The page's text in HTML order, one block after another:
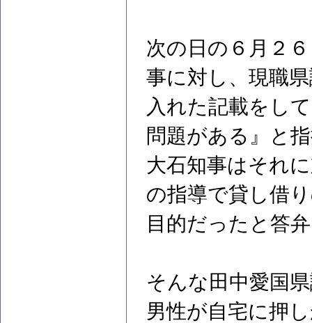
次の日の６月２
事に対し、現職
入れた記載をし
問題がある』と
大石知事はそれ
の指導で貸し借
目的だったと答
そんな田中愛国
男性が自宅に押